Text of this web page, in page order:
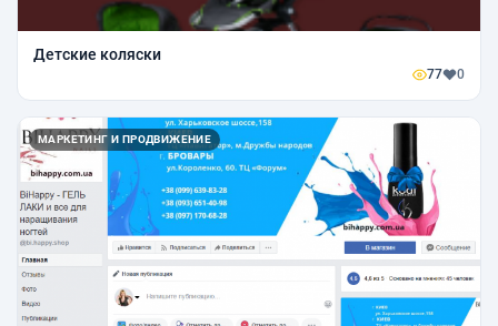
Детские коляски
77 0
МАРКЕТИНГ И ПРОДВИЖЕНИЕ